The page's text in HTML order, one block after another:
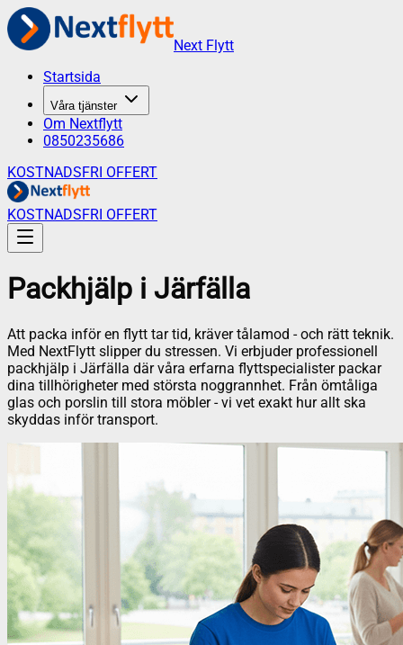
Next Flytt
Startsida
Våra tjänster
Om Nextflytt
0850235686
KOSTNADSFRI OFFERT
KOSTNADSFRI OFFERT
Packhjälp i Järfälla
Att packa inför en flytt tar tid, kräver tålamod - och rätt teknik.
Med NextFlytt slipper du stressen. Vi erbjuder professionell
packhjälp i Järfälla där våra erfarna flyttspecialister packar
dina tillhörigheter med största noggrannhet. Från ömtåliga
glas och porslin till stora möbler - vi vet exakt hur allt ska
skyddas inför transport.